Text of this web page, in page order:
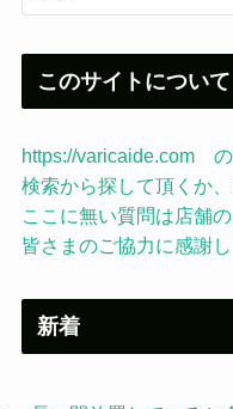
このサイトについて
https://varicaide.com
検索から探して頂くか
ここに無い質問は店舗
皆さまのご協力に感謝し
新着